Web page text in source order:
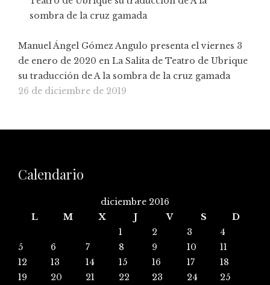
Manuel Ángel Gómez Angulo presenta el viernes 3
de enero de 2020 en La Salita de Teatro de Ubrique
su traducción de A la sombra de la cruz gamada
26 de diciembre de 2019
Calendario
diciembre 2016
L
M X J V S
D
1
2 3
4
5
6 7 8 9 10
11
12
13 14 15 16 17
18
19
20 21 22 23 24
25